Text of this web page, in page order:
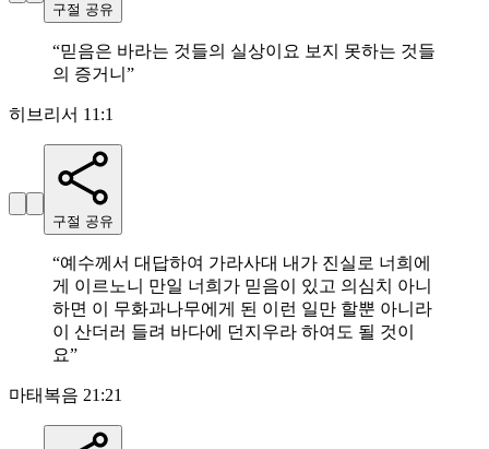
구절 공유
“믿음은 바라는 것들의 실상이요 보지 못하는 것들
의 증거니 ”
히브리서 11:1
구절 공유
“예수께서 대답하여 가라사대 내가 진실로 너희에
게 이르노니 만일 너희가 믿음이 있고 의심치 아니
하면 이 무화과나무에게 된 이런 일만 할뿐 아니라
이 산더러 들려 바다에 던지우라 하여도 될 것이
요”
마태복음 21:21